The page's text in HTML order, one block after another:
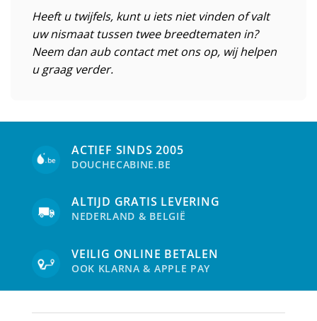
Heeft u twijfels, kunt u iets niet vinden of valt
uw nismaat tussen twee breedtematen in?
Neem dan aub contact met ons op, wij helpen
u graag verder.
ACTIEF SINDS 2005
DOUCHECABINE.BE
ALTIJD GRATIS LEVERING
NEDERLAND & BELGIË
VEILIG ONLINE BETALEN
OOK KLARNA & APPLE PAY